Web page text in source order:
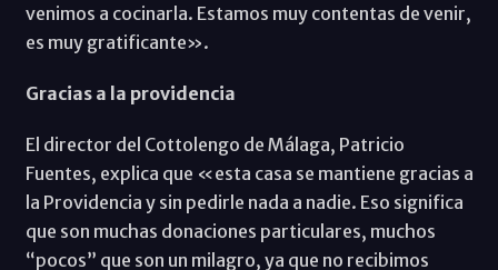
venimos a cocinarla. Estamos muy contentas de venir,
es muy gratificante».
Gracias a la providencia
El director del Cottolengo de Málaga, Patricio
Fuentes, explica que «esta casa se mantiene gracias a
la Providencia y sin pedirle nada a nadie. Eso significa
que son muchas donaciones particulares, muchos
“pocos” que son un milagro, ya que no recibimos